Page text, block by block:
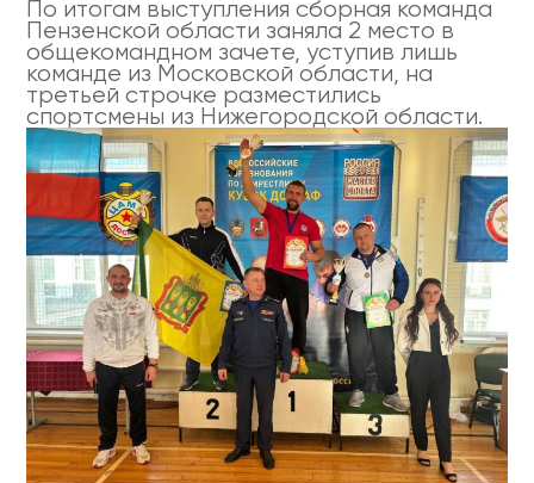
По итогам выступления сборная команда
Пензенской области заняла 2 место в
общекомандном зачете, уступив лишь
команде из Московской области, на
третьей строчке разместились
спортсмены из Нижегородской области.